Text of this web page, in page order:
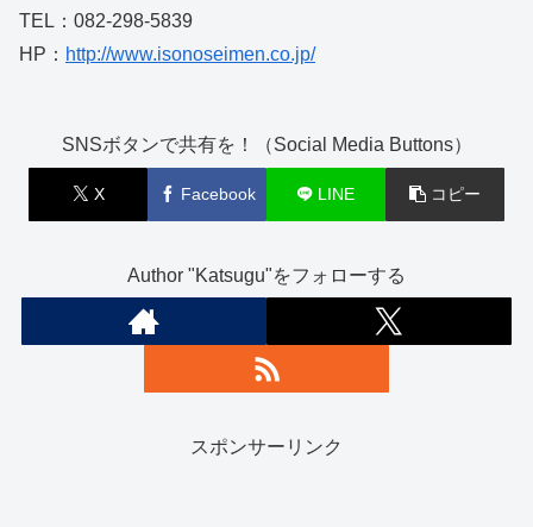
TEL：082-298-5839
HP： http://www.isonoseimen.co.jp/
SNSボタンで共有を！（Social Media Buttons）
X Facebook LINE コピー
Author "Katsugu"をフォローする
スポンサーリンク